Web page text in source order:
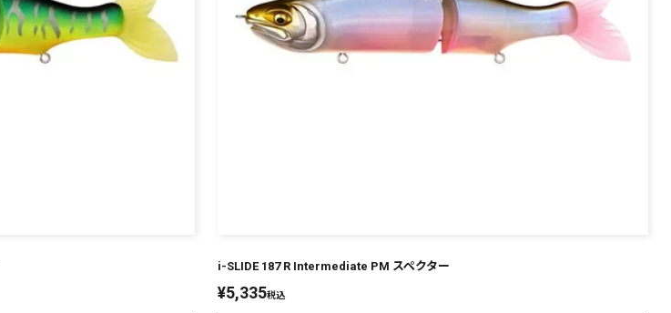
i-SLIDE 187 R Intermediate PM スペクター
¥5,335税込